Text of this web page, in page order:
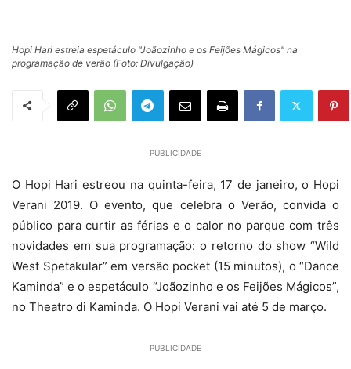
Hopi Hari estreia espetáculo "Joãozinho e os Feijões Mágicos" na
programação de verão (Foto: Divulgação)
PUBLICIDADE
O Hopi Hari estreou na quinta-feira, 17 de janeiro, o Hopi
Verani 2019. O evento, que celebra o Verão, convida o
público para curtir as férias e o calor no parque com três
novidades em sua programação: o retorno do show “Wild
West Spetakular” em versão pocket (15 minutos), o “Dance
Kaminda” e o espetáculo “Joãozinho e os Feijões Mágicos”,
no Theatro di Kaminda. O Hopi Verani vai até 5 de março.
PUBLICIDADE